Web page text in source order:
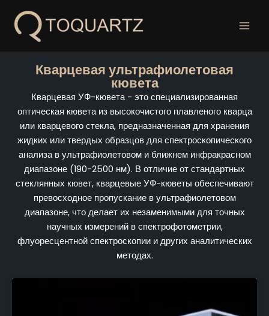
содержанию
Кварцевая ультрафиолетовая
кювета
Кварцевая УФ-кювета - это специализированная
оптическая кювета из высокочистого плавленого кварца
или кварцевого стекла, предназначенная для хранения
жидких или твердых образцов для спектроскопического
анализа в ультрафиолетовом и ближнем инфракрасном
диапазоне (190-2500 нм). В отличие от стандартных
стеклянных кювет, кварцевые УФ-кюветы обеспечивают
превосходное пропускание в ультрафиолетовом
диапазоне, что делает их незаменимыми для точных
научных измерений в спектрофотометрии,
флуоресцентной спектроскопии и других аналитических
методах.